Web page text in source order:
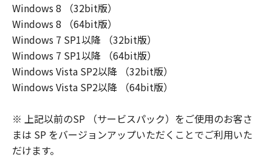
Windows 8 （32bit版）
Windows 8 （64bit版）
Windows 7 SP1以降 （32bit版）
Windows 7 SP1以降 （64bit版）
Windows Vista SP2以降 （32bit版）
Windows Vista SP2以降 （64bit版）
※ 上記以前のSP （サービスパック）をご使用のお客さ
まは SP をバージョンアップいただくことでご利用いた
だけます。